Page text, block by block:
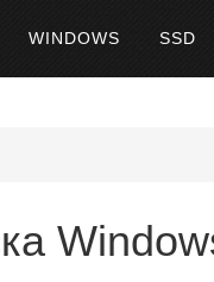
WINDOWS SSD